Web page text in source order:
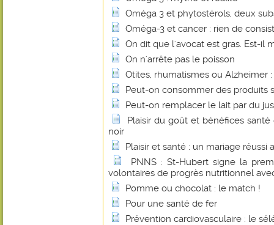
Oméga 3 et phytostérols, deux
Oméga-3 et cancer : rien de
On dit que l'avocat est gras. Est-il
On n'arrête pas le poisson
Otites, rhumatismes ou Alzheimer
Peut-on consommer des produits
Peut-on remplacer le lait par du
Plaisir du goût et bénéfices
noir
Plaisir et santé : un mariage réussi
PNNS : St-Hubert signe la
volontaires de progrès nutritionnel
Pomme ou chocolat : le match !
Pour une santé de fer
Prévention cardiovasculaire : le